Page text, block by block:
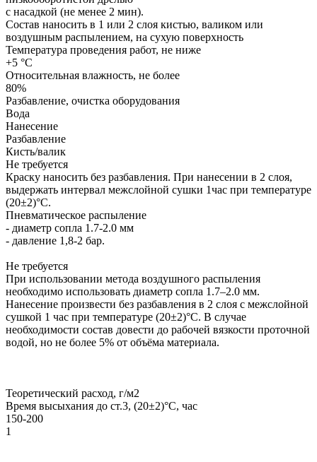
с насадкой (не менее 2 мин).
Состав наносить в 1 или 2 слоя кистью, валиком или
воздушным распылением, на сухую поверхность
Температура проведения работ, не ниже
+5 °С
Относительная влажность, не более
80%
Разбавление, очистка оборудования
Вода
Нанесение
Разбавление
Кисть/валик
Не требуется
Краску наносить без разбавления. При нанесении в 2 слоя,
выдержать интервал межслойной сушки 1час при температуре
(20±2)°С.
Пневматическое распыление
- диаметр сопла 1.7-2.0 мм
- давление 1,8-2 бар.
Не требуется
При использовании метода воздушного распыления
необходимо использовать диаметр сопла 1.7–2.0 мм.
Нанесение произвести без разбавления в 2 слоя с межслойной
сушкой 1 час при температуре (20±2)°С. В случае
необходимости состав довести до рабочей вязкости проточной
водой, но не более 5% от объёма материала.
Теоретический расход, г/м2
Время высыхания до ст.3, (20±2)°С, час
150-200
1